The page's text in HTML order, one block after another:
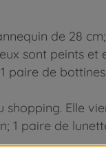
de 28
sont peints et
paire de
Elle
1 paire de